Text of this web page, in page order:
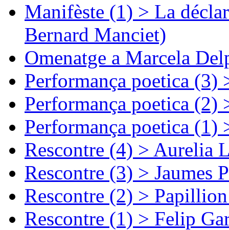
Manifèste (1) > La
Bernard Manciet)
Omenatge a Marcela
Performança poetica (3)
Performança poetica (2)
Performança poetica (1)
Rescontre (4) > Aurelia
Rescontre (3) > Jaumes
Rescontre (2) >
Rescontre (1) > Felip